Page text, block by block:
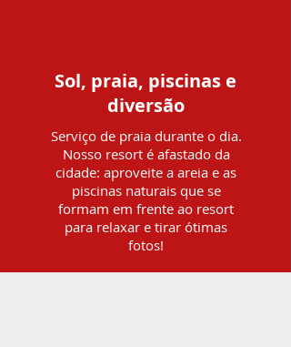
Sol, praia, piscinas e
diversão
Serviço de praia durante o dia.
Nosso resort é afastado da
cidade: aproveite a areia e as
piscinas naturais que se
formam em frente ao resort
para relaxar e tirar ótimas
fotos!